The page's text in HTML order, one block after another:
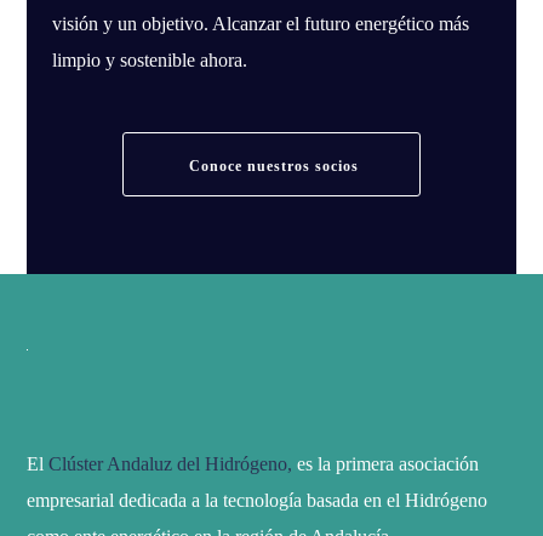
visión y un objetivo. Alcanzar el futuro energético más
limpio y sostenible ahora.
Conoce nuestros socios
El Clúster Andaluz del Hidrógeno, es la primera asociación
empresarial dedicada a la tecnología basada en el Hidrógeno